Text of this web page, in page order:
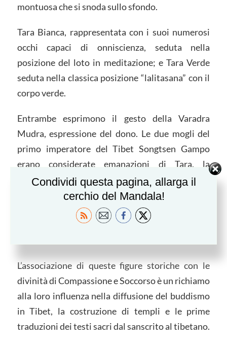
montuosa che si snoda sullo sfondo.
Tara Bianca, rappresentata con i suoi numerosi
occhi capaci di onniscienza, seduta nella
posizione del loto in meditazione; e Tara Verde
seduta nella classica posizione “lalitasana” con il
corpo verde.
Entrambe esprimono il gesto della Varadra
Mudra, espressione del dono. Le due mogli del
primo imperatore del Tibet Songtsen Gampo
erano considerate emanazioni di Tara, la
principessa nepalese viene spesso identificata
come Tara Bianca, mentre quella cinese è
identificata come Tara Verde.Songtsen Gampo,
invece, in quanto tale era considerato come una
L’associazione di queste figure storiche con le
divinità di Compassione e Soccorso è un richiamo
alla loro influenza nella diffusione del buddismo
in Tibet, la costruzione di templi e le prime
traduzioni dei testi sacri dal sanscrito al tibetano.
Condividi questa pagina, allarga il
cerchio del Mandala!